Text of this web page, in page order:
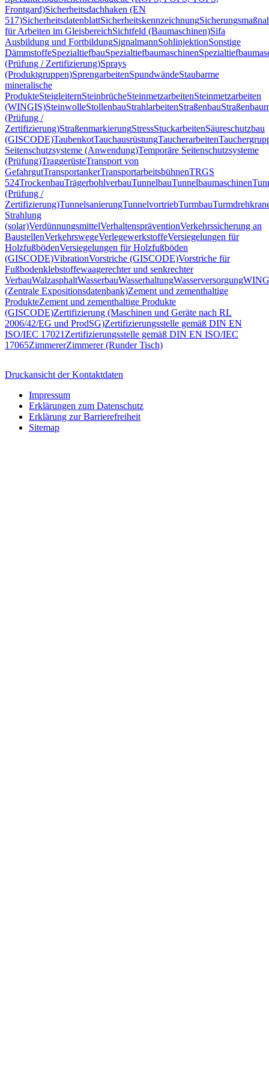
Frontgard)Sicherheitsdachhaken (EN
517)SicherheitsdatenblattSicherheitskennzeichnung
für Arbeiten im GleisbereichSichtfeld (Baumaschinen)Sifa
Ausbildung und FortbildungSignalmannSohlinjektionSonstige
DämmstoffeSpezialtiefbauSpezialtiefbaumaschinen
(Prüfung / Zertifizierung)Sprays
(Produktgruppen)SprengarbeitenSpundwändeStaubarme
mineralische
ProdukteSteigleiternSteinbrücheSteinmetzarbeitenSteinmetzarbeiten
(WINGIS)SteinwolleStollenbauStrahlarbeitenStraßenbau
(Prüfung /
Zertifizierung)StraßenmarkierungStressStuckarbeitenSäureschutzbau
(GISCODE)TaubenkotTauchausrüstungTaucherarbeiten
Seitenschutzsysteme (Anwendung)Temporäre Seitenschutzsysteme
(Prüfung)TraggerüsteTransport von
GefahrgutTransportankerTransportarbeitsbühnenTRGS
524TrockenbauTrägerbohlverbauTunnelbauTunnelbaumaschinen
(Prüfung /
Zertifizierung)TunnelsanierungTunnelvortriebTurmbau
Strahlung
(solar)VerdünnungsmittelVerhaltenspräventionVerkehrssicherung an
BaustellenVerkehrswegeVerlegewerkstoffeVersiegelungen für
HolzfußbödenVersiegelungen für Holzfußböden
(GISCODE)VibrationVorstriche (GISCODE)Vorstriche für
Fußbodenklebstoffewaagerechter und senkrechter
VerbauWalzasphaltWasserbauWasserhaltungWasserversorgung
(Zentrale Expositionsdatenbank)Zement und zementhaltige
ProdukteZement und zementhaltige Produkte
(GISCODE)Zertifizierung (Maschinen und Geräte nach RL
2006/42/EG und ProdSG)Zertifizierungsstelle gemäß DIN EN
ISO/IEC 17021Zertifizierungsstelle gemäß DIN EN ISO/IEC
17065ZimmererZimmerer (Runder Tisch)
Druckansicht der Kontaktdaten
Impressum
Erklärungen zum Datenschutz
Erklärung zur Barrierefreiheit
Sitemap